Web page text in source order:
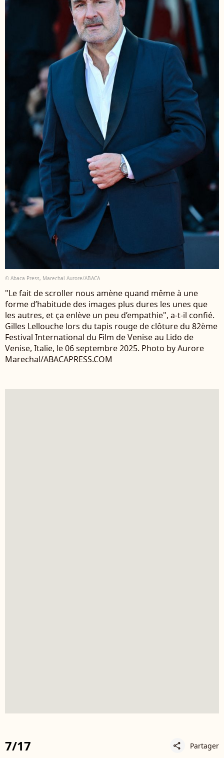
© Abaca Press, Marechal Aurore/ABACA
"Le fait de scroller nous amène quand même à une
forme d’habitude des images plus dures les unes que
les autres, et ça enlève un peu d’empathie", a-t-il confié.
Gilles Lellouche lors du tapis rouge de clôture du 82ème
Festival International du Film de Venise au Lido de
Venise, Italie, le 06 septembre 2025. Photo by Aurore
Marechal/ABACAPRESS.COM
7/17 share Partager